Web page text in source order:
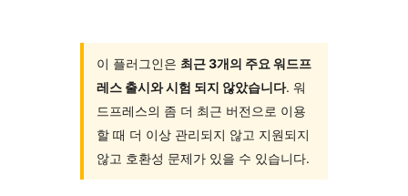
이 플러그인은 최근 3개의 주요 워드프
레스 출시와 시험 되지 않았습니다. 워
드프레스의 좀 더 최근 버전으로 이용
할 때 더 이상 관리되지 않고 지원되지
않고 호환성 문제가 있을 수 있습니다.